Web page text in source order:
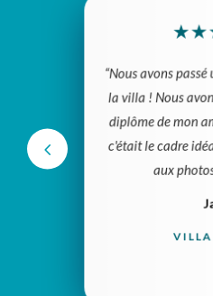
★★★
“Nous avons passé
la villa ! Nous avons
diplôme de mon
c'était le cadre idéal
aux photos,
VILLA